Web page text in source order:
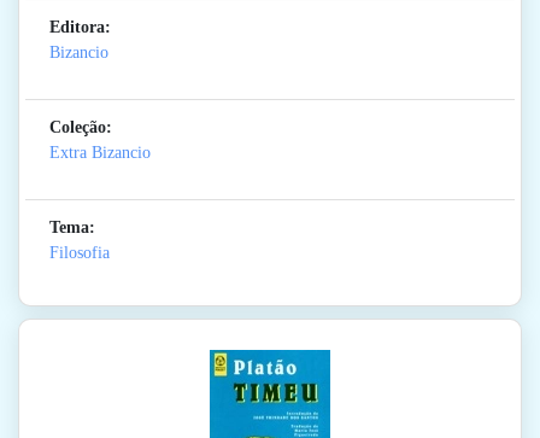
Editora:
Bizancio
Coleção:
Extra Bizancio
Tema:
Filosofia